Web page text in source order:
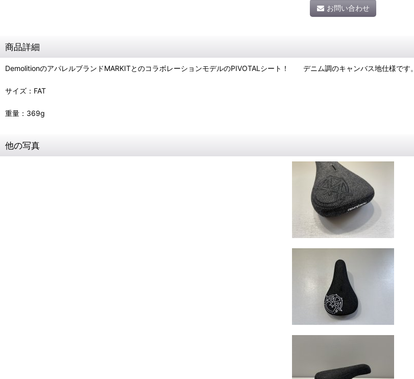
お問い合わせ
商品詳細
DemolitionのアパレルブランドMARKITとのコラボレーションモデルのPIVOTALシート！ デニム調のキャンバス地仕様です。
サイズ：FAT
重量：369g
他の写真